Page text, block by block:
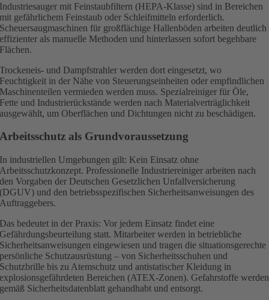
Industriesauger mit Feinstaubfiltern (HEPA-Klasse) sind in Bereichen
mit gefährlichem Feinstaub oder Schleifmitteln erforderlich.
Scheuersaugmaschinen für großflächige Hallenböden arbeiten deutlich
effizienter als manuelle Methoden und hinterlassen sofort begehbare
Flächen.
Trockeneis- und Dampfstrahler werden dort eingesetzt, wo
Feuchtigkeit in der Nähe von Steuerungseinheiten oder empfindlichen
Maschinenteilen vermieden werden muss. Spezialreiniger für Öle,
Fette und Industrierückstände werden nach Materialverträglichkeit
ausgewählt, um Oberflächen und Dichtungen nicht zu beschädigen.
Arbeitsschutz als Grundvoraussetzung
In industriellen Umgebungen gilt: Kein Einsatz ohne
Arbeitsschutzkonzept. Professionelle Industriereiniger arbeiten nach
den Vorgaben der Deutschen Gesetzlichen Unfallversicherung
(DGUV) und den betriebsspezifischen Sicherheitsanweisungen des
Auftraggebers.
Das bedeutet in der Praxis: Vor jedem Einsatz findet eine
Gefährdungsbeurteilung statt. Mitarbeiter werden in betriebliche
Sicherheitsanweisungen eingewiesen und tragen die situationsgerechte
persönliche Schutzausrüstung – von Sicherheitsschuhen und
Schutzbrille bis zu Atemschutz und antistatischer Kleidung in
explosionsgefährdeten Bereichen (ATEX-Zonen). Gefahrstoffe werden
gemäß Sicherheitsdatenblatt gehandhabt und entsorgt.